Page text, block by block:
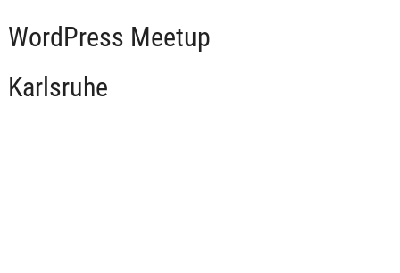
WordPress Meetup
Karlsruhe